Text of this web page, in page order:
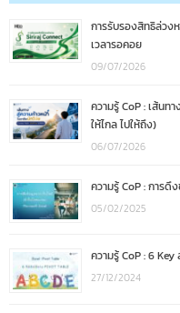
การรับรองสิทธิล่วง
เวลารอคอย
09/07/2026
ความรู้ CoP : เส้นท
ให้ไกล ไปให้ถึง)
06/07/2026
ความรู้ CoP : การดึ
05/02/2025
ความรู้ CoP : 6
27/12/2024